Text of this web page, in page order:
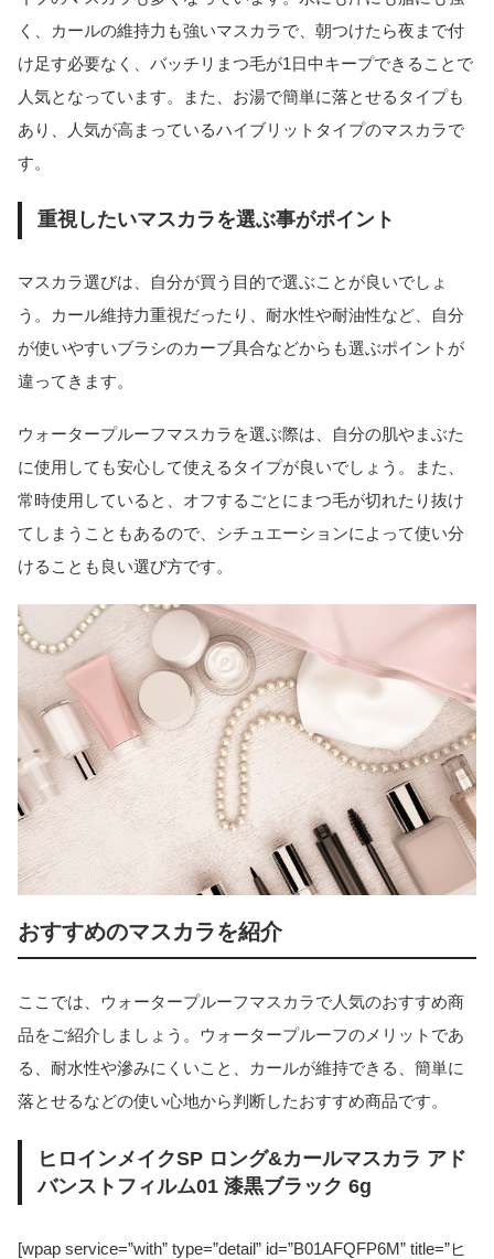
く、カールの維持力も強いマスカラで、朝つけたら夜まで付
け足す必要なく、バッチリまつ毛が1日中キープできることで
人気となっています。また、お湯で簡単に落とせるタイプも
あり、人気が高まっているハイブリットタイプのマスカラで
す。
重視したいマスカラを選ぶ事がポイント
マスカラ選びは、自分が買う目的で選ぶことが良いでしょ
う。カール維持力重視だったり、耐水性や耐油性など、自分
が使いやすいブラシのカーブ具合などからも選ぶポイントが
違ってきます。
ウォータープルーフマスカラを選ぶ際は、自分の肌やまぶた
に使用しても安心して使えるタイプが良いでしょう。また、
常時使用していると、オフするごとにまつ毛が切れたり抜け
てしまうこともあるので、シチュエーションによって使い分
けることも良い選び方です。
おすすめのマスカラを紹介
ここでは、ウォータープルーフマスカラで人気のおすすめ商
品をご紹介しましょう。ウォータープルーフのメリットであ
る、耐水性や滲みにくいこと、カールが維持できる、簡単に
落とせるなどの使い心地から判断したおすすめ商品です。
ヒロインメイクSP ロング&カールマスカラ アド
バンストフィルム01 漆黒ブラック 6g
[wpap service=”with” type=”detail” id=”B01AFQFP6M” title=”ヒ